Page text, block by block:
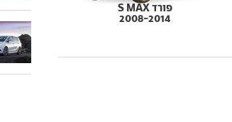
פורד S MAX
2008-2014